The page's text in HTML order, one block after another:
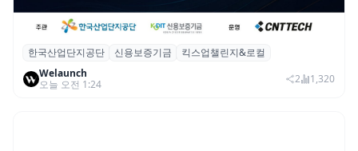
산단공·신보, 2026 ‘킥스업 챌린지&로컬’ 참
여 스타트업 모집
한국산업단지공단 신용보증기금
킥스업챌린지&로컬
Welaunch
오늘 오전 1:24
2 1,320